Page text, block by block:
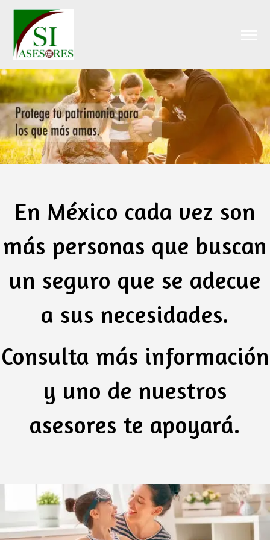
En México cada vez son
más personas que buscan
un seguro que se adecue
a sus necesidades.
Consulta más información
y uno de nuestros
asesores te apoyará.